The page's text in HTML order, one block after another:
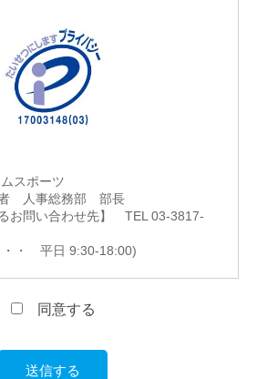
スポーツ
者 人事総務部 部長
るお問い合わせ先】 TEL 03-3817-
・ 平日 9:30-18:00)
同意する